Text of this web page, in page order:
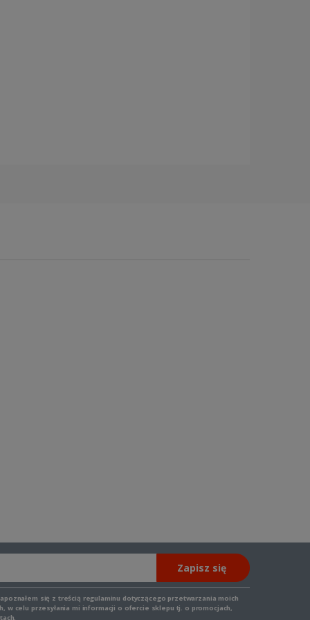
Zapisz się
się z treścią regulaminu dotyczącego przetwarzania moich
w celu przesyłania mi informacji o ofercie sklepu tj. o promocjach,